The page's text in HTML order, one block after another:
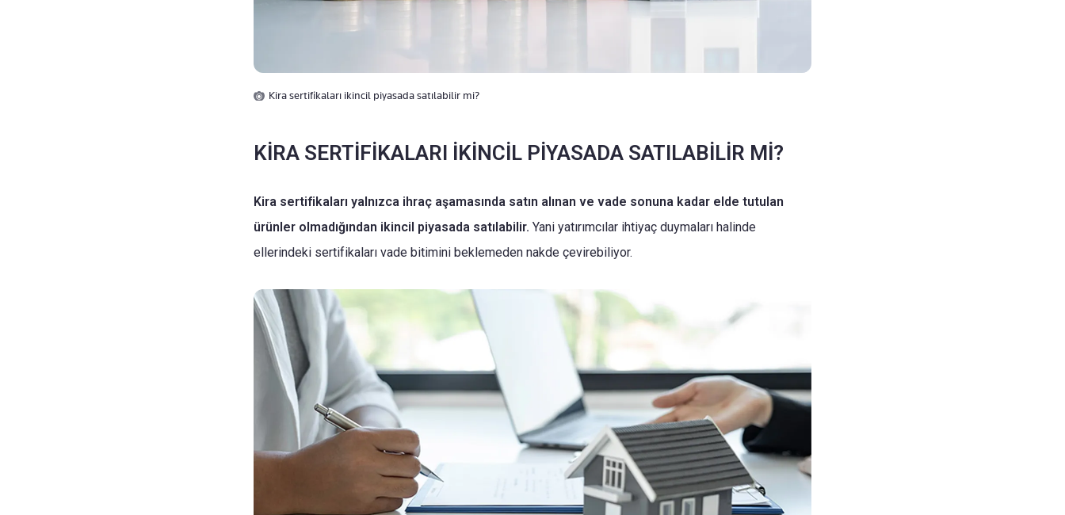
Kira sertifikaları ikincil piyasada satılabilir mi?
KİRA SERTİFİKALARI İKİNCİL PİYASADA SATILABİLİR Mİ?
Kira sertifikaları yalnızca ihraç aşamasında satın alınan ve vade sonuna kadar elde tutulan
ürünler olmadığından ikincil piyasada satılabilir. Yani yatırımcılar ihtiyaç duymaları halinde
ellerindeki sertifikaları vade bitimini beklemeden nakde çevirebiliyor.